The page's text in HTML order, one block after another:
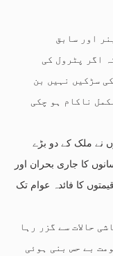
اور سابق
اگر پٹرول کی
سڑکیں نہیں بن
ناکام ہو چکی
نے ملک کے دو بڑے
کا جاری بحران اور
کا فائدہ عوام تک
حالات سے گزر رہا
بے حس بنی ہوئی